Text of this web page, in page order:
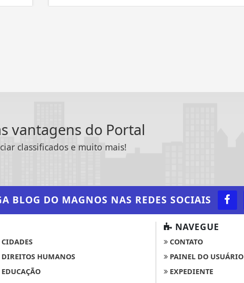
vantagens do Portal
classificados e muito mais!
BLOG DO MAGNOS NAS REDES SOCIAIS
HUMANOS
NAVEGUE
CONTATO
PAINEL DO USUÁRIO
EXPEDIENTE